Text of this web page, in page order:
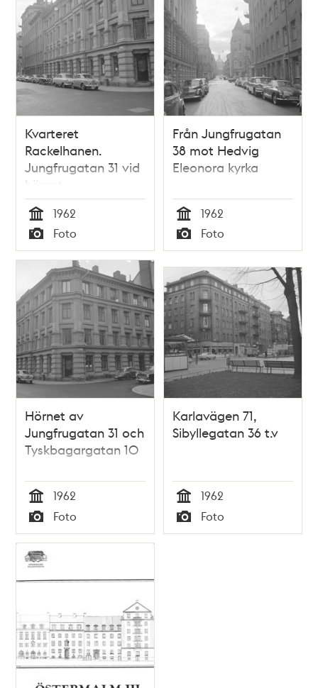
Kvarteret
Rackelhanen.
Jungfrugatan 31 vid
hörnet
avTyskbagargatan
Tid
1962
Typ
Foto
Från Jungfrugatan
38 mot Hedvig
Eleonora kyrka
Tid
1962
Typ
Foto
Hörnet av
Jungfrugatan 31 och
Tyskbagargatan 10
Tid
1962
Typ
Foto
Karlavägen 71,
Sibyllegatan 36 t.v
Tid
1962
Typ
Foto